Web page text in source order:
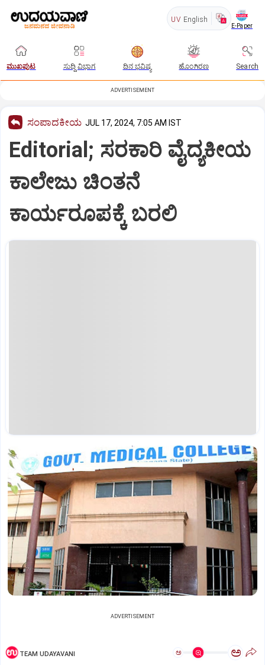
UV English
E-Paper
ಮುಖಪುಟ ಸುದ್ದಿ ವಿಭಾಗ ದಿನ ಭವಿಷ್ಯ ಹೊಂಗಿರಣ Search
ADVERTISEMENT
ಸಂಪಾದಕೀಯ JUL 17, 2024, 7:05 AM IST
Editorial; ಸರಕಾರಿ ವೈದ್ಯಕೀಯ
ಕಾಲೇಜು ಚಿಂತನೆ
ಕಾರ್ಯರೂಪಕ್ಕೆ ಬರಲಿ
ADVERTISEMENT
TEAM UDAYAVANI ಅ ಅ